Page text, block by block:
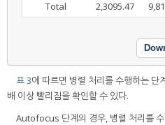
Total
2,3095.47
표 3에 따르면 병렬 처리를 수행하는 단
배 이상 빨리짐을 확인할 수 있다.
Autofocus 단계의 경우, 병렬 처리를